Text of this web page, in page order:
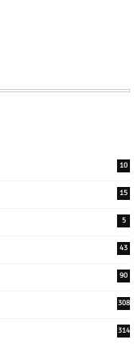
10
15
5
43
90
308
314